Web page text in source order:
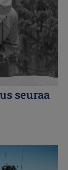
seuraa